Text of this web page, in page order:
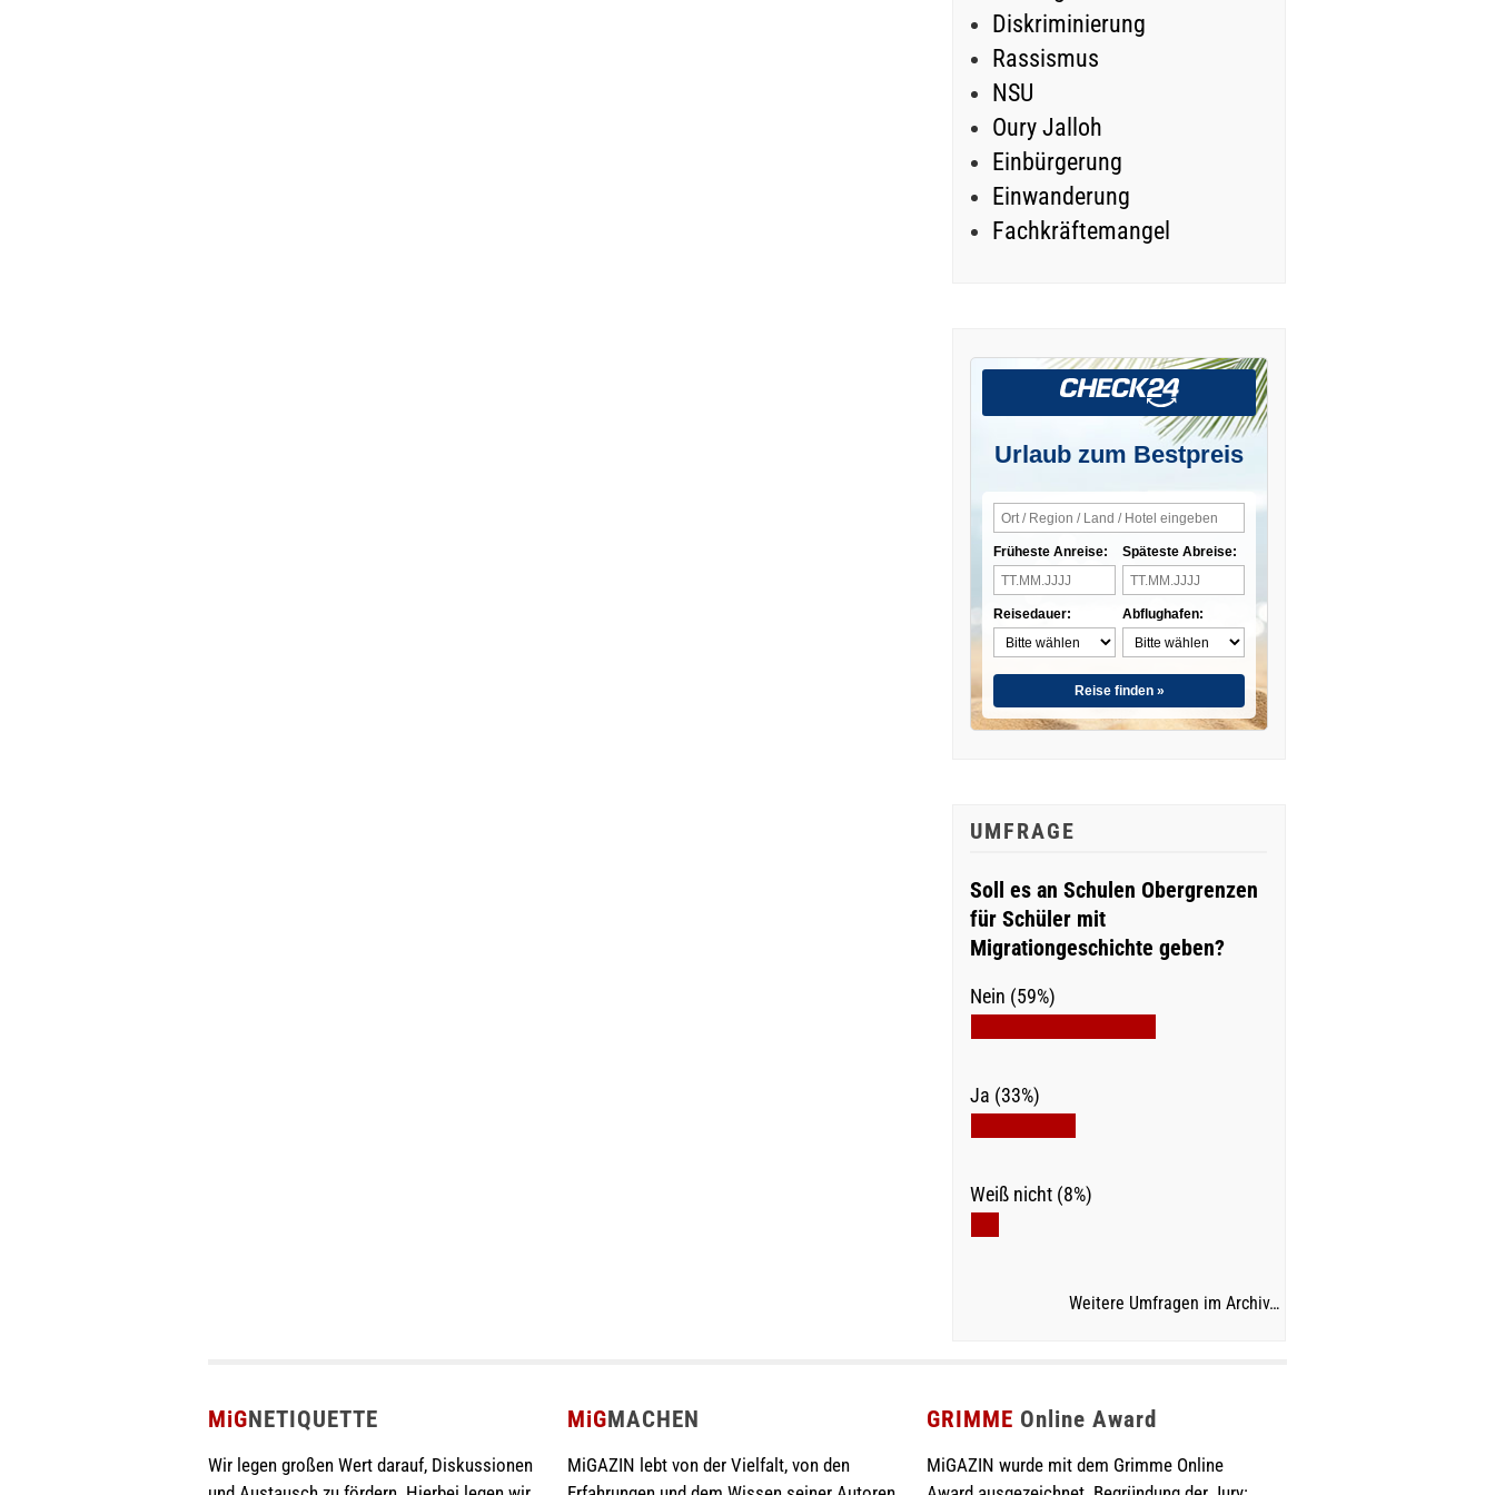
Diskriminierung
Rassismus
NSU
Oury Jalloh
Einbürgerung
Einwanderung
Fachkräftemangel
Urlaub zum Bestpreis
Früheste Anreise:
Reisedauer:
Späteste Abreise:
Abflughafen:
Reise finden »
UMFRAGE
Soll es an Schulen Obergrenzen
für Schüler mit
Migrationgeschichte geben?
Nein (59%)
Ja (33%)
Weiß nicht (8%)
Weitere Umfragen im Archiv…
MiGNETIQUETTE
Wir legen großen Wert darauf, Diskussionen
MiGMACHEN
MiGAZIN lebt von der Vielfalt, von den
GRIMME Online Award
MiGAZIN wurde mit dem Grimme Online